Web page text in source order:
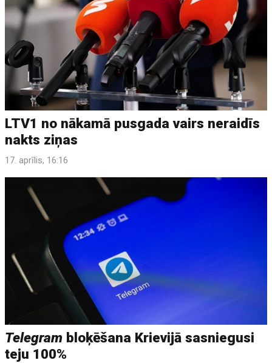
LTV1 no nākamā pusgada vairs neraidīs
nakts ziņas
17. aprīlis, 16:16
Telegram bloķēšana Krievijā sasniegusi
teju 100%